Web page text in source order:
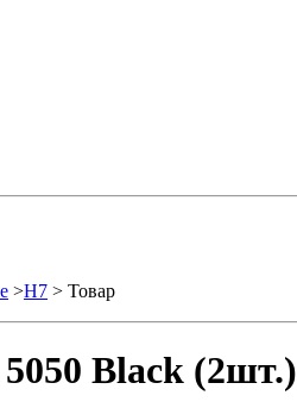
>H7 > Товар
Black (2шт.)